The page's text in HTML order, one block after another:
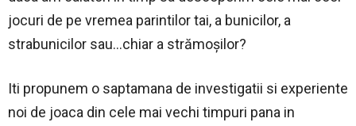
jocuri de pe vremea parintilor tai, a bunicilor, a
strabunicilor sau…chiar a strămoșilor?
Iti propunem o saptamana de investigatii si experiente
noi de joaca din cele mai vechi timpuri pana in